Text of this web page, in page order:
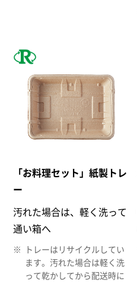
「お料理セット」紙製トレ
ー
汚れた場合は、軽く洗って
通い箱へ
トレーはリサイクルしてい
ます。汚れた場合は軽く洗
って乾かしてから配送時に